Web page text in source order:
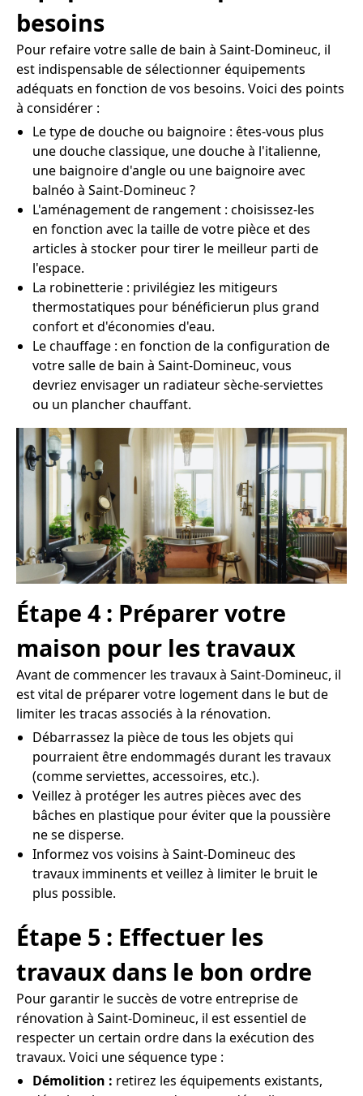
besoins
Pour refaire votre salle de bain à Saint-Domineuc, il
est indispensable de sélectionner équipements
adéquats en fonction de vos besoins. Voici des points
à considérer :
Le type de douche ou baignoire : êtes-vous plus
une douche classique, une douche à l'italienne,
une baignoire d'angle ou une baignoire avec
balnéo à Saint-Domineuc ?
L'aménagement de rangement : choisissez-les
en fonction avec la taille de votre pièce et des
articles à stocker pour tirer le meilleur parti de
l'espace.
La robinetterie : privilégiez les mitigeurs
thermostatiques pour bénéficierun plus grand
confort et d'économies d'eau.
Le chauffage : en fonction de la configuration de
votre salle de bain à Saint-Domineuc, vous
devriez envisager un radiateur sèche-serviettes
ou un plancher chauffant.
Étape 4 : Préparer votre
maison pour les travaux
Avant de commencer les travaux à Saint-Domineuc, il
est vital de préparer votre logement dans le but de
limiter les tracas associés à la rénovation.
Débarrassez la pièce de tous les objets qui
pourraient être endommagés durant les travaux
(comme serviettes, accessoires, etc.).
Veillez à protéger les autres pièces avec des
bâches en plastique pour éviter que la poussière
ne se disperse.
Informez vos voisins à Saint-Domineuc des
travaux imminents et veillez à limiter le bruit le
plus possible.
Étape 5 : Effectuer les
travaux dans le bon ordre
Pour garantir le succès de votre entreprise de
rénovation à Saint-Domineuc, il est essentiel de
respecter un certain ordre dans la exécution des
travaux. Voici une séquence type :
Démolition : retirez les équipements existants,